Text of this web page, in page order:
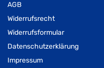
AGB
Widerrufsrecht
Widerrufsformular
Datenschutzerklärung
Impressum